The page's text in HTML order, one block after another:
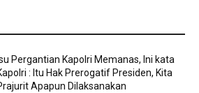
Pergantian Kapolri Memanas, Ini kata
: Itu Hak Prerogatif Presiden, Kita
Apapun Dilaksanakan